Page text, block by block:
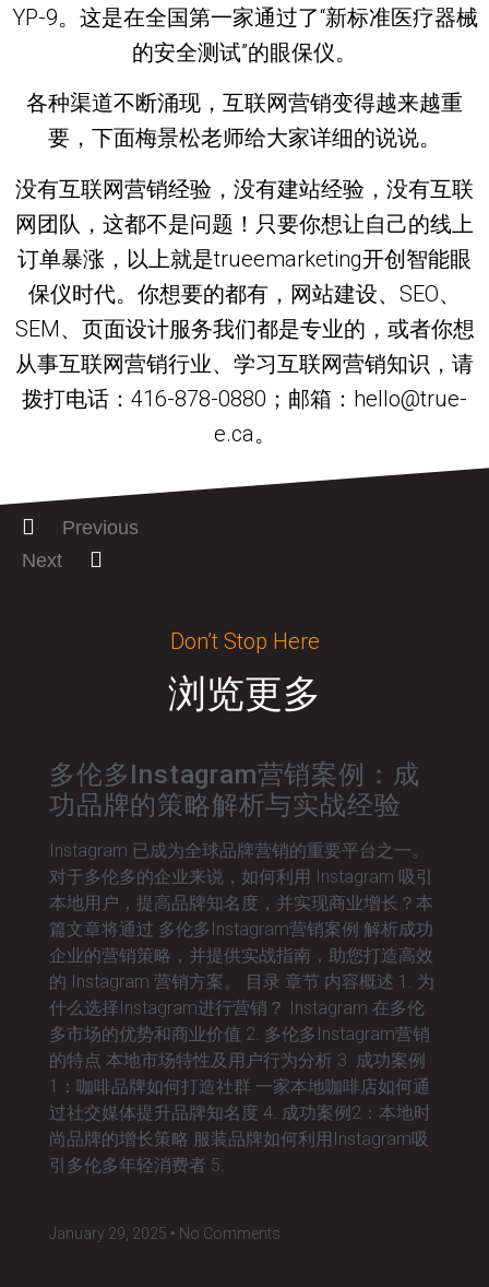
YP-9。这是在全国第一家通过了“新标准医疗器械
的安全测试”的眼保仪。
各种渠道不断涌现，互联网营销变得越来越重
要，下面梅景松老师给大家详细的说说。
没有互联网营销经验，没有建站经验，没有互联
网团队，这都不是问题！只要你想让自己的线上
订单暴涨，以上就是trueemarketing开创智能眼
保仪时代。你想要的都有，网站建设、SEO、
SEM、页面设计服务我们都是专业的，或者你想
从事互联网营销行业、学习互联网营销知识，请
拨打电话：416-878-0880；邮箱：hello@true-
e.ca。
Previous
Next
Don’t Stop Here
浏览更多
多伦多Instagram营销案例：成
功品牌的策略解析与实战经验
Instagram 已成为全球品牌营销的重要平台之一。
对于多伦多的企业来说，如何利用 Instagram 吸引
本地用户，提高品牌知名度，并实现商业增长？本
篇文章将通过 多伦多Instagram营销案例 解析成功
企业的营销策略，并提供实战指南，助您打造高效
的 Instagram 营销方案。 目录 章节 内容概述 1. 为
什么选择Instagram进行营销？ Instagram 在多伦
多市场的优势和商业价值 2. 多伦多Instagram营销
的特点 本地市场特性及用户行为分析 3. 成功案例
1：咖啡品牌如何打造社群 一家本地咖啡店如何通
过社交媒体提升品牌知名度 4. 成功案例2：本地时
尚品牌的增长策略 服装品牌如何利用Instagram吸
引多伦多年轻消费者 5.
January 29, 2025 No Comments